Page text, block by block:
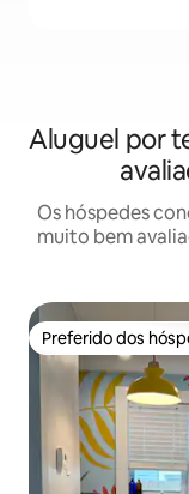
Aluguel por
Os hóspedes
muito bem
Preferido dos
Preferido dos